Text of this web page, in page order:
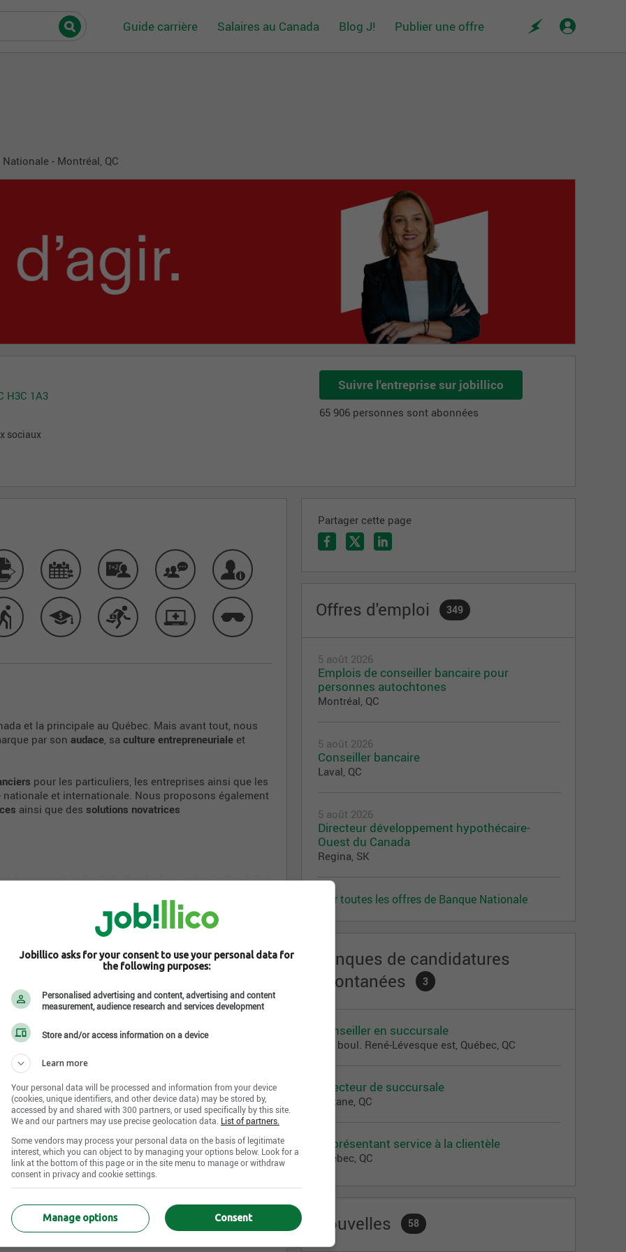
Guide carrière Salaires au Canada Blog J! Publier une offre
- Montréal, QC
H3C 1A3
sociaux
Suivre l'entreprise sur jobillico
65 906 personnes sont abonnées
et la principale au Québec. Mais avant tout, nous
par son audace, sa culture entrepreneuriale et
pour les particuliers, les entreprises ainsi que les
et internationale. Nous proposons également
ainsi que des solutions novatrices
inclusif et stimulantqui prône la flexibilité
qui font la différence pour notre clientèle, nos
de te consacrer à ce qui te tient à cœur.
passionnés dans une culture qui valorise la complicité,
réaliser de grandes choses et avoir un
stimulants : nos succursales, centres d’appels et
bureaux corporatifs accueillent notre passion et notre
le permettent.
les différentes expertises financières et faire
Partager cette page
Offres d'emploi 349
5 août 2026
Emplois de conseiller bancaire pour
personnes autochtones
Montréal, QC
5 août 2026
Conseiller bancaire
Laval, QC
5 août 2026
Directeur développement hypothécaire-
Ouest du Canada
Regina, SK
Voir toutes les offres de Banque Nationale
Banques de candidatures
spontanées
3
Conseiller en succursale
900 boul. René-Lévesque est, Québec, QC
Directeur de succursale
Matane, QC
Représentant service à la clientèle
Québec, QC
Nouvelles 58
Jobillico asks for your consent to use your personal data for
the following purposes:
Personalised advertising and content, advertising and content
measurement, audience research and services development
Store and/or access information on a device
Learn more
Your personal data will be processed and information from your device
(cookies, unique identifiers, and other device data) may be stored by,
accessed by and shared with 300 partners, or used specifically by this site.
We and our partners may use precise geolocation data. List of partners.
Some vendors may process your personal data on the basis of legitimate
interest, which you can object to by managing your options below. Look for a
link at the bottom of this page or in the site menu to manage or withdraw
consent in privacy and cookie settings.
Consent
Manage options